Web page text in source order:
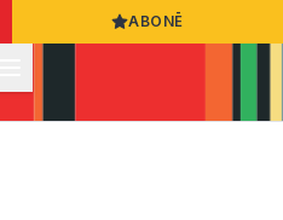
ABONĒ